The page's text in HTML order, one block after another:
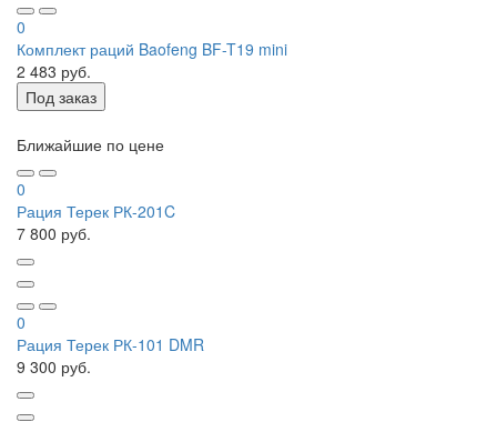
0
Комплект раций Baofeng BF-T19 mini
2 483 руб.
Под заказ
Ближайшие по цене
0
Рация Терек РК-201C
7 800 руб.
0
Рация Терек РК-101 DMR
9 300 руб.